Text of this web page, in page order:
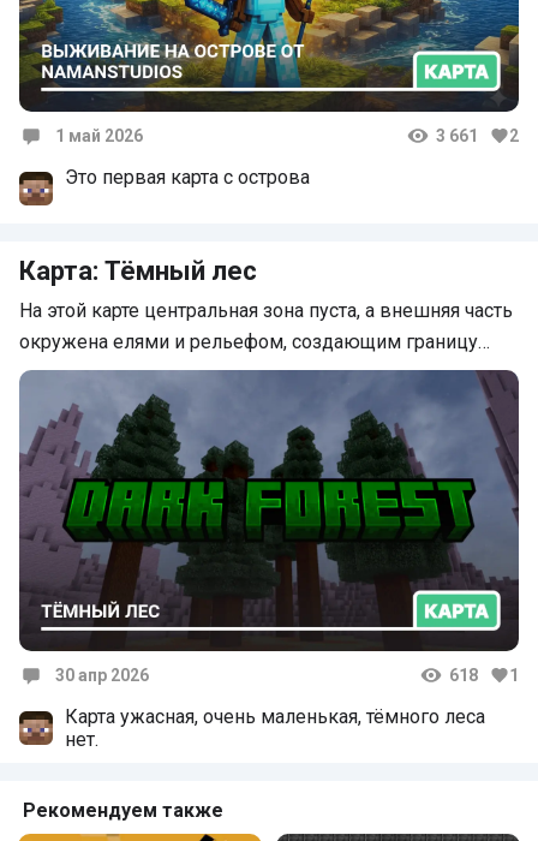
1 май 2026 3 661 2
Это первая карта с острова
Карта: Тёмный лес
На этой карте центральная зона пуста, а внешняя часть
окружена елями и рельефом, создающим границу…
30 апр 2026 618 1
Карта ужасная, очень маленькая, тёмного леса
нет.
Рекомендуем также